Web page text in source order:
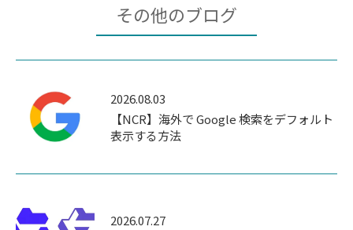
その他のブログ
2026.08.03
【NCR】海外で Google 検索をデフォルト
表示する方法
2026.07.27